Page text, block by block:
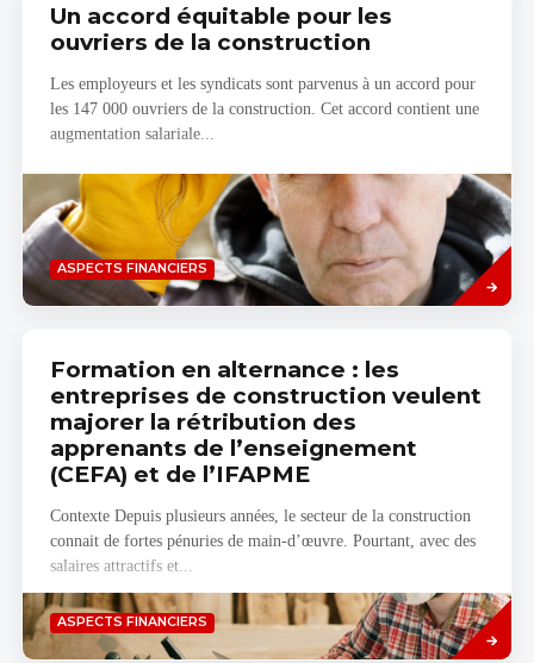
Un accord équitable pour les
ouvriers de la construction
Les employeurs et les syndicats sont parvenus à un accord pour
les 147 000 ouvriers de la construction. Cet accord contient une
augmentation salariale...
ASPECTS FINANCIERS
Savoir
plus
Formation en alternance : les
entreprises de construction veulent
majorer la rétribution des
apprenants de l’enseignement
(CEFA) et de l’IFAPME
Contexte Depuis plusieurs années, le secteur de la construction
connait de fortes pénuries de main-d’œuvre. Pourtant, avec des
salaires attractifs et...
ASPECTS FINANCIERS
Savoir
plus